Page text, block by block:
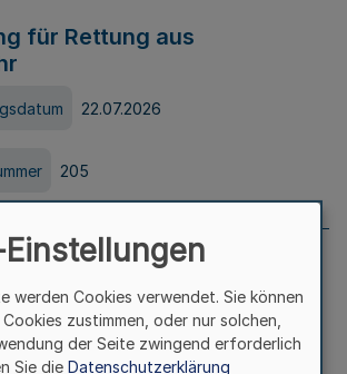
für Rettung aus
22.07.2026
205
2026 Nr. 204 vom
werden Cookies verwendet. Sie können
zustimmen, oder nur solchen,
der Seite zwingend erforderlich
Sie die Datenschutzerklärung